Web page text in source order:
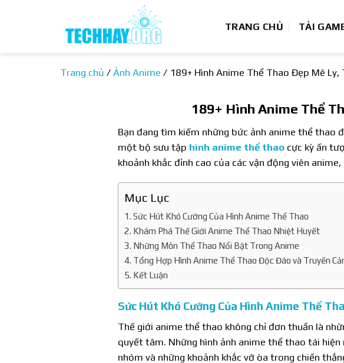
TRANG CHỦ TẢI
Trang chủ / Ảnh Anime / 189+ Hình Anime Thể Thao Đẹp Mê Ly,
189+ Hình Anime Thể
Bạn đang tìm kiếm những bức ảnh anime thể thao
một bộ sưu tập hình anime thể thaocực kỳ ấn
khoảnh khắc đỉnh cao của các vận động viên
Mục Lục
Sức Hút Khó Cưỡng Của Hình Anime Thể Thao
Khám Phá Thế Giới Anime Thể Thao Nhiệt Huyết
Những Môn Thể Thao Nổi Bật Trong Anime
Tổng Hợp Hình Anime Thể Thao Độc Đáo và Truyền
Kết Luận
Sức Hút Khó Cưỡng Của Hình Anime Thể
Thế giới anime thể thao không chỉ đơn thuần là
quyết tâm. Những hình ảnh anime thể thao tái
nhóm và những khoảnh khắc vỡ òa trong chiến